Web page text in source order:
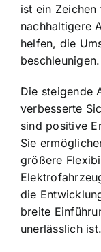
ist ein
nachhaltigere
helfen, die
beschleunigen.
Die steigende
verbesserte
sind positive
Sie
größere
die
breite
unerlässlich ist.